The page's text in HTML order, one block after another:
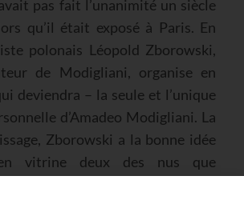
pas fait l’unanimité un siècle
qu’il était exposé à Paris. En
polonais Léopold Zborowski,
de Modigliani, organise en
deviendra – la seule et l’unique
d’Amadeo Modigliani. La
Zborowski a la bonne idée
en vitrine deux des nus que